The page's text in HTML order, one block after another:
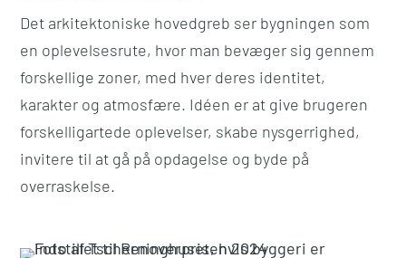
Det arkitektoniske hovedgreb ser bygningen som
en oplevelsesrute, hvor man bevæger sig gennem
forskellige zoner, med hver deres identitet,
karakter og atmosfære. Idéen er at give brugeren
forskelligartede oplevelser, skabe nysgerrighed,
invitere til at gå på opdagelse og byde på
overraskelse.